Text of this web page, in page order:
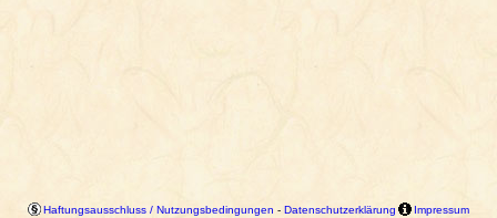
Haftungsausschluss / Nutzungsbedingungen - Datenschutzerklärung Impressum